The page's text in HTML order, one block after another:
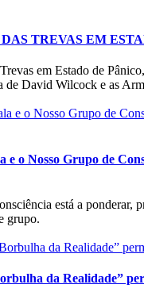
TREVAS EM
em Estado de
de David Wilcock e as
e o Nosso Grupo de
está a ponderar,
grupo.
da Realidade”